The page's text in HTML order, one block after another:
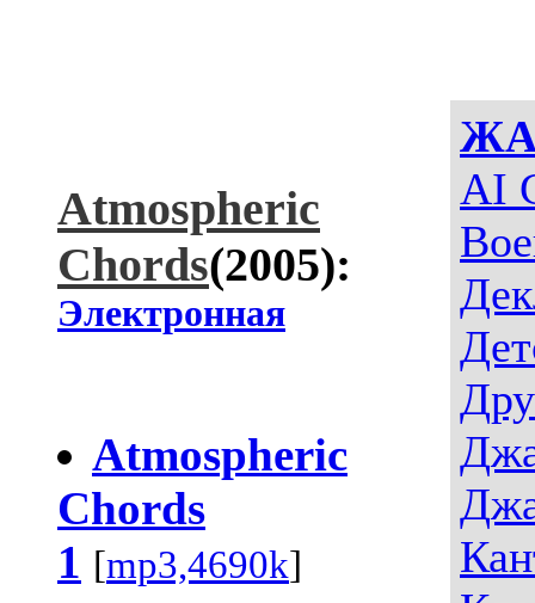
AI
Atmospheric
Chords(2005):
Электронная
Atmospheric
Chords
1 [mp3,4690k]